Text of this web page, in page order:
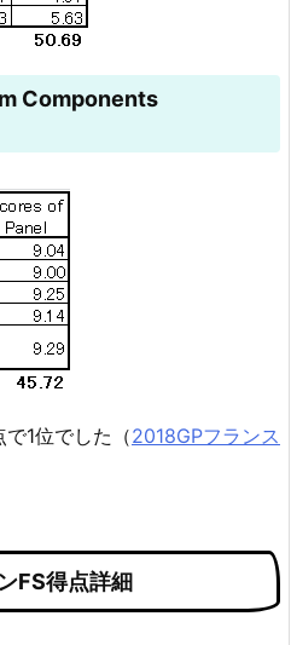
Components
1位でした（2018GPフランス
FS得点詳細